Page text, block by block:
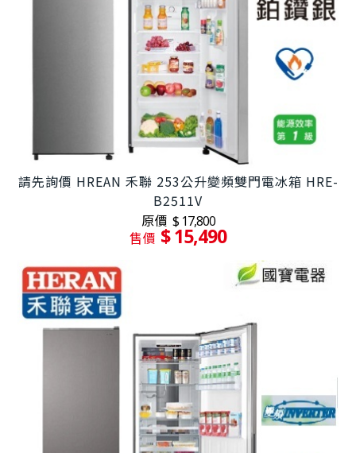
請先詢價 HREAN 禾聯 253公升變頻雙門電冰箱 HRE-
B2511V
原價 $ 17,800
售價 $ 15,490